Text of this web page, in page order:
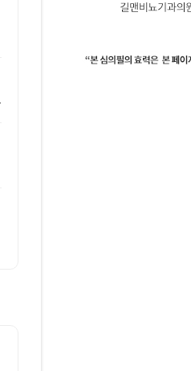
8월 6일 퇴근
움 현물 ETF